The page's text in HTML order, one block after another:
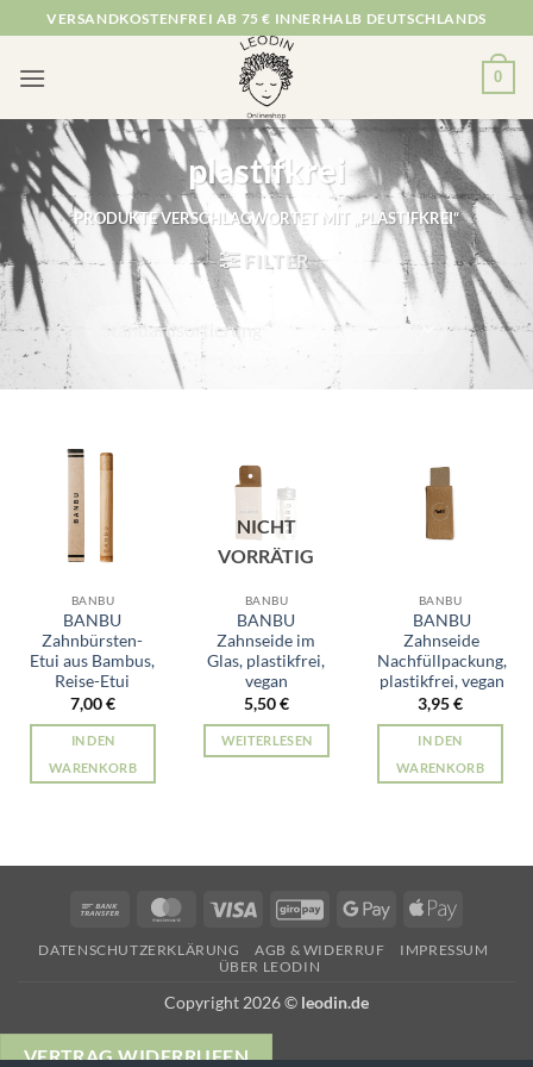
Inhalt
springen
VERSANDKOSTENFREI AB 75 € INNERHALB DEUTSCHLANDS
0
plastifkrei
PRODUKTE VERSCHLAGWORTET MIT „PLASTIFKREI“
FILTER
BANBU
BANBU
Zahnbürsten-
Etui aus Bambus,
Reise-Etui
7,00€
IN DEN
WARENKORB
NICHT
VORRÄTIG
BANBU
BANBU
Zahnseide im
Glas, plastikfrei,
vegan
5,50€
WEITERLESEN
BANBU
BANBU
Zahnseide
Nachfüllpackung,
plastikfrei, vegan
3,95€
IN DEN
WARENKORB
Bank
MasterCardVisa GiroPay Google
Apple
DATENSCHUTZERKLÄRUNG AGB & WIDERRUF
IMPRESSUM
ÜBER LEODIN
Copyright 2026 © leodin.de
VERTRAG WIDERRUFEN